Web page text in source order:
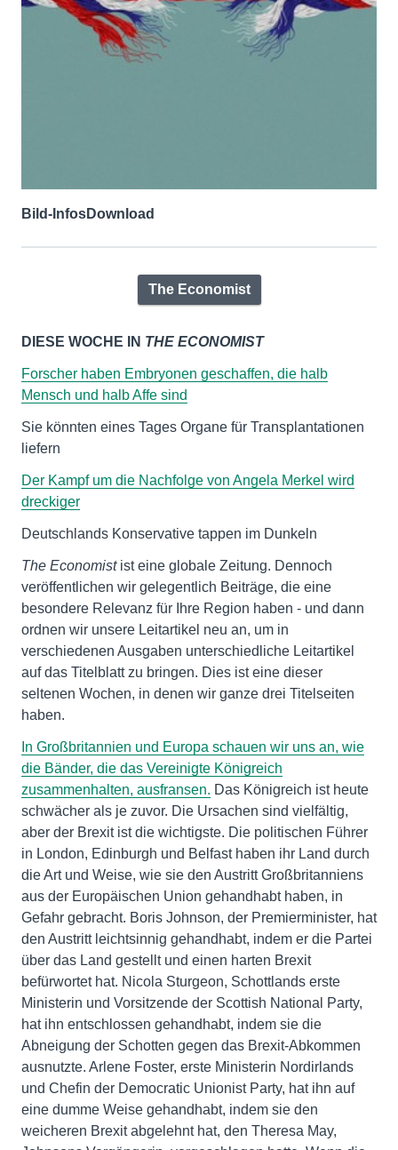
Bild-InfosDownload
The Economist
DIESE WOCHE IN THE ECONOMIST
Forscher haben Embryonen geschaffen, die halb
Mensch und halb Affe sind
Sie könnten eines Tages Organe für Transplantationen
liefern
Der Kampf um die Nachfolge von Angela Merkel wird
dreckiger
Deutschlands Konservative tappen im Dunkeln
The Economistist eine globale Zeitung. Dennoch
veröffentlichen wir gelegentlich Beiträge, die eine
besondere Relevanz für Ihre Region haben - und dann
ordnen wir unsere Leitartikel neu an, um in
verschiedenen Ausgaben unterschiedliche Leitartikel
auf das Titelblatt zu bringen. Dies ist eine dieser
seltenen Wochen, in denen wir ganze drei Titelseiten
haben.
In Großbritannien und Europa schauen wir uns an, wie
die Bänder, die das Vereinigte Königreich
zusammenhalten, ausfransen. Das Königreich ist heute
schwächer als je zuvor. Die Ursachen sind vielfältig,
aber der Brexit ist die wichtigste. Die politischen Führer
in London, Edinburgh und Belfast haben ihr Land durch
die Art und Weise, wie sie den Austritt Großbritanniens
aus der Europäischen Union gehandhabt haben, in
Gefahr gebracht. Boris Johnson, der Premierminister, hat
den Austritt leichtsinnig gehandhabt, indem er die Partei
über das Land gestellt und einen harten Brexit
befürwortet hat. Nicola Sturgeon, Schottlands erste
Ministerin und Vorsitzende der Scottish National Party,
hat ihn entschlossen gehandhabt, indem sie die
Abneigung der Schotten gegen das Brexit-Abkommen
ausnutzte. Arlene Foster, erste Ministerin Nordirlands
und Chefin der Democratic Unionist Party, hat ihn auf
eine dumme Weise gehandhabt, indem sie den
weicheren Brexit abgelehnt hat, den Theresa May,